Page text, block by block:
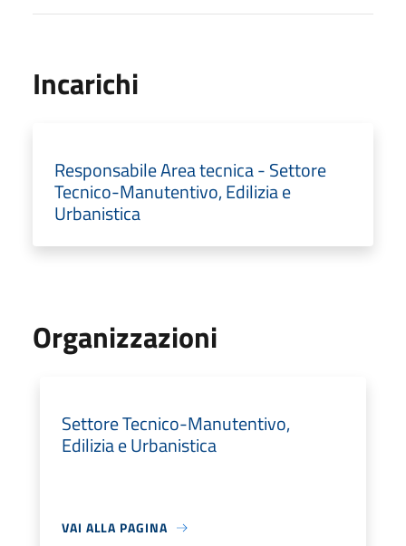
Incarichi
Responsabile Area tecnica - Settore
Tecnico-Manutentivo, Edilizia e
Urbanistica
Organizzazioni
Settore Tecnico-Manutentivo,
Edilizia e Urbanistica
VAI ALLA PAGINA